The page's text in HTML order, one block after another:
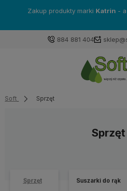
Zakup produkty marki Katrin -
884 881 404
Soft Sprzęt
Sprzęt
Sprzęt Suszarki do rąk